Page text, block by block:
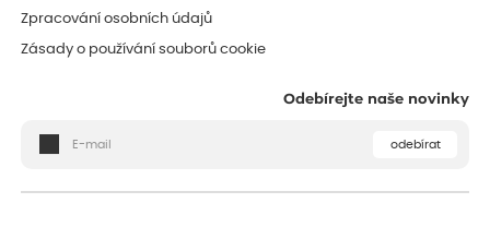
Zpracování osobních údajů
Zásady o používání souborů cookie
Odebírejte naše novinky
odebírat